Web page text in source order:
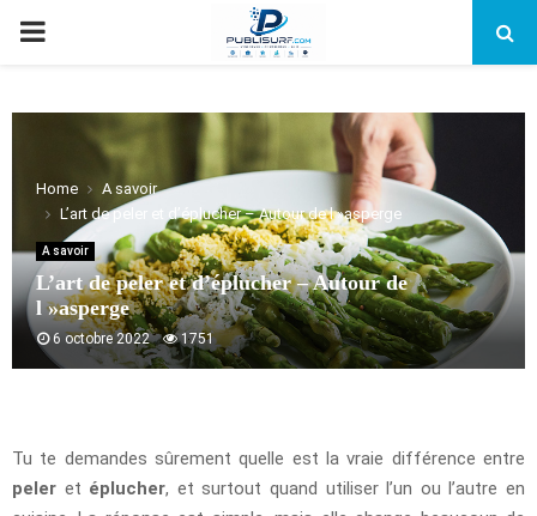
PRIMARY
Home
A savoir
L’art de peler et d’éplucher – Autour de l »asperge
A savoir
L’art de peler et d’éplucher – Autour de
l »asperge
6 octobre 2022 1751
Tu te demandes sûrement quelle est la vraie différence entre
peler et éplucher, et surtout quand utiliser l’un ou l’autre en